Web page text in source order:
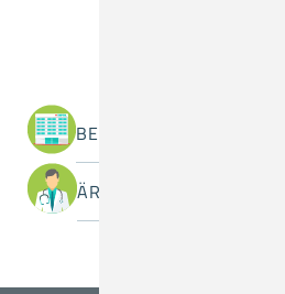
BEREICHE / ABTEILUNGEN
ÄRZTINNEN / ÄRZTE